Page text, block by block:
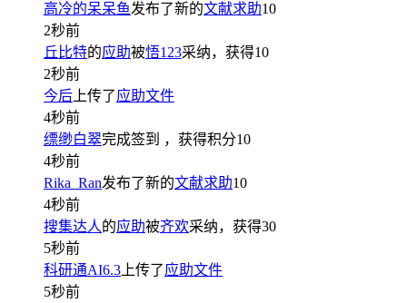
高冷的呆呆鱼发布了新的文献求助10
2秒前
丘比特的应助被悟123采纳，获得10
2秒前
今后 上传了应助文件
4秒前
缥缈白翠完成签到 ，获得积分10
4秒前
Rika_Ran发布了新的文献求助10
4秒前
搜集达人的应助被齐欢采纳，获得30
5秒前
科研通AI6.3 上传了应助文件
5秒前